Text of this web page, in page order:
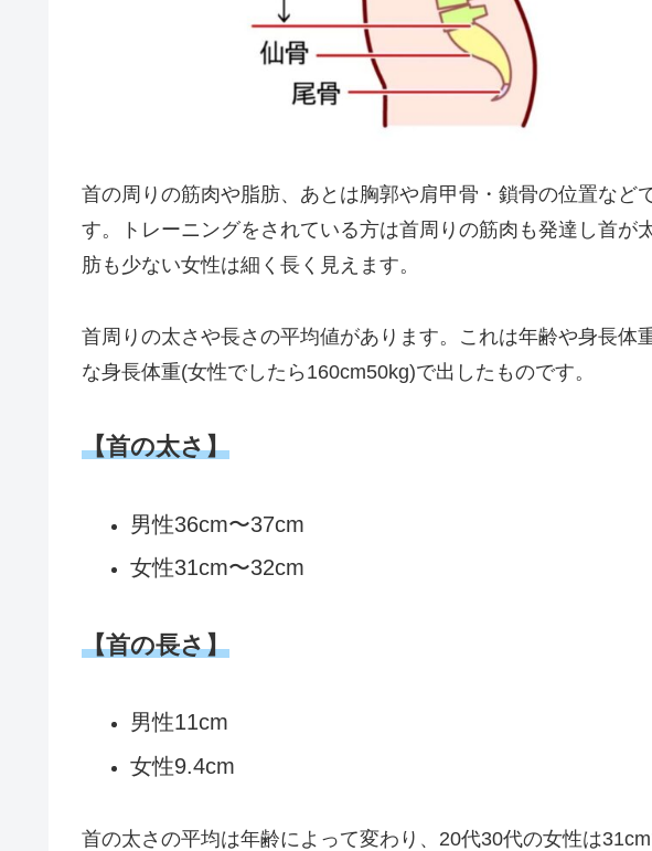
首の周りの筋肉や脂肪、あとは胸郭や肩甲骨・鎖骨の位置など
す。トレーニングをされている方は首周りの筋肉も発達し首が
肪も少ない女性は細く長く見えます。
首周りの太さや長さの平均値があります。これは年齢や身長体
な身長体重(女性でしたら160cm50kg)で出したものです。
【首の太さ】
男性36cm〜37cm
女性31cm〜32cm
【首の長さ】
男性11cm
女性9.4cm
首の太さの平均は年齢によって変わり、20代30代の女性は